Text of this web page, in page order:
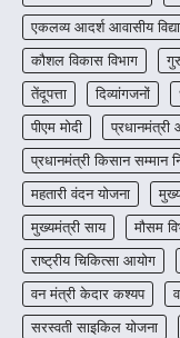
4
एकलव्य आदर्श आवासीय
कौशल विकास विभाग
तेंदूपत्ता
दिव्यांगजनों
पीएम मोदी
प्रधानमंत्री
प्रधानमंत्री किसान सम्मान
महतारी वंदन योजना
मुख्यमंत्री साय
मौसम
राष्ट्रीय चिकित्सा आयोग
वन मंत्री केदार कश्यप
सरस्वती साइकिल योजना